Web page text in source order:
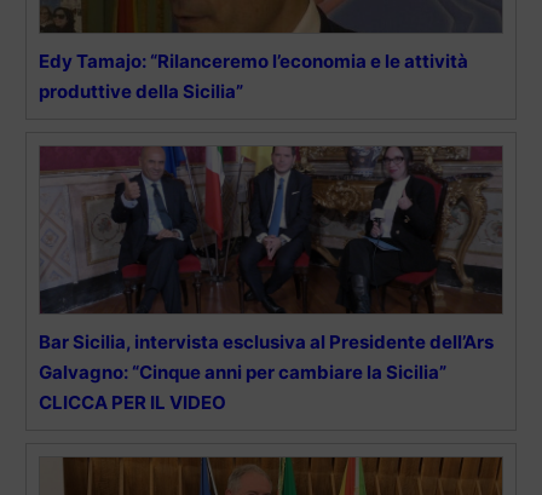
Edy Tamajo: “Rilanceremo l’economia e le attività
produttive della Sicilia”
Bar Sicilia, intervista esclusiva al Presidente dell’Ars
Galvagno: “Cinque anni per cambiare la Sicilia”
CLICCA PER IL VIDEO